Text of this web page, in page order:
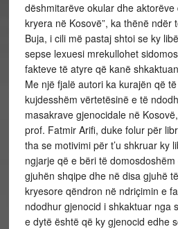
dëshmitarëve okular dhe
kryera në Kosovë”, ka thënë ndër
Buja, i cili më pastaj shtoi se ky
sepse lexuesi mrekullohet
fakteve të atyre që kanë
Me një fjalë autori ka kurajën që
kujdesshëm vërtetësinë e të
masakrave gjenocidale në
prof. Fatmir Arifi, duke folur për
tha se motivimi për t’u shkruar ky
ngjarje që e bëri të
gjuhën shqipe dhe në disa gjuhë
kryesore qëndron në ndriçimin e
ndodhur gjenocid i shkaktuar nga
e dytë është që ky gjenocid edhe